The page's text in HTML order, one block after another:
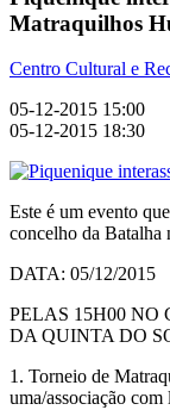
Matraquilhos
Centro Cultural e
05-12-2015 15:00
05-12-2015 18:30
Este é um evento
concelho da
DATA: 05/12/2015
PELAS 15H00 NO
DA QUINTA DO
1. Torneio de
uma/associação